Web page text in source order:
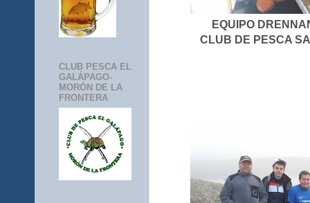
EQUIPO
CLUB DE PESCA
CLUB PESCA EL
GALÁPAGO-
MORÓN DE LA
FRONTERA